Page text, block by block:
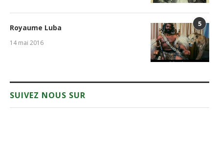
5
Royaume Luba
14 mai 2016
SUIVEZ NOUS SUR